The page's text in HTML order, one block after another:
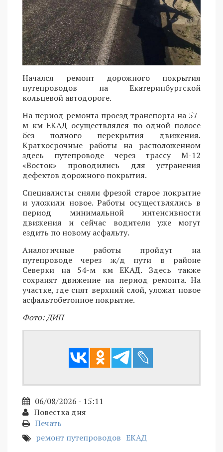
Начался ремонт дорожного покрытия
путепроводов на Екатеринбургской
кольцевой автодороге.
На период ремонта проезд транспорта на 57-
м км ЕКАД осуществлялся по одной полосе
без полного перекрытия движения.
Краткосрочные работы на расположенном
здесь путепроводе через трассу М-12
«Восток» проводились для устранения
дефектов дорожного покрытия.
Специалисты сняли фрезой старое покрытие
и уложили новое. Работы осуществлялись в
период минимальной интенсивности
движения и сейчас водители уже могут
ездить по новому асфальту.
Аналогичные работы пройдут на
путепроводе через ж/д пути в районе
Северки на 54-м км ЕКАД. Здесь также
сохранят движение на период ремонта. На
участке, где снят верхний слой, уложат новое
асфальтобетонное покрытие.
Фото: ДИП
06/08/2026 - 15:11
Повестка дня
Печать
ремонт путепроводов ЕКАД